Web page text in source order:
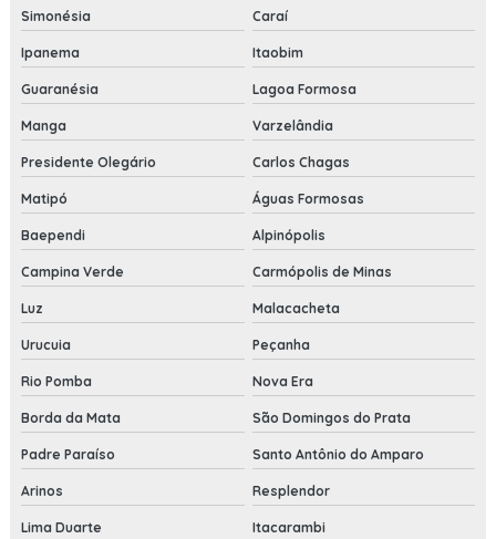
Simonésia Caraí
Ipanema Itaobim
Guaranésia Lagoa Formosa
Manga Varzelândia
Presidente Olegário Carlos Chagas
Matipó Águas Formosas
Baependi Alpinópolis
Campina Verde Carmópolis de Minas
Luz Malacacheta
Urucuia Peçanha
Rio Pomba Nova Era
Borda da Mata São Domingos do Prata
Padre Paraíso Santo Antônio do Amparo
Arinos Resplendor
Lima Duarte Itacarambi